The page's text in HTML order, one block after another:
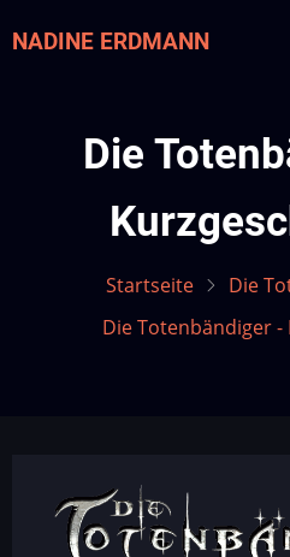
zum
NADINE ERDMANN
Die
Startseite
Die
Die Totenbändiger -